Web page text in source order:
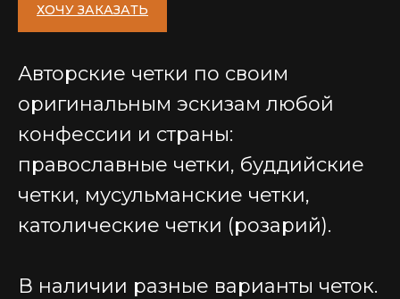
ХОЧУ ЗАКАЗАТЬ
Авторские четки по своим
оригинальным эскизам любой
конфессии и страны:
православные четки, буддийские
четки, мусульманские четки,
католические четки (розарий).
В наличии разные варианты четок.